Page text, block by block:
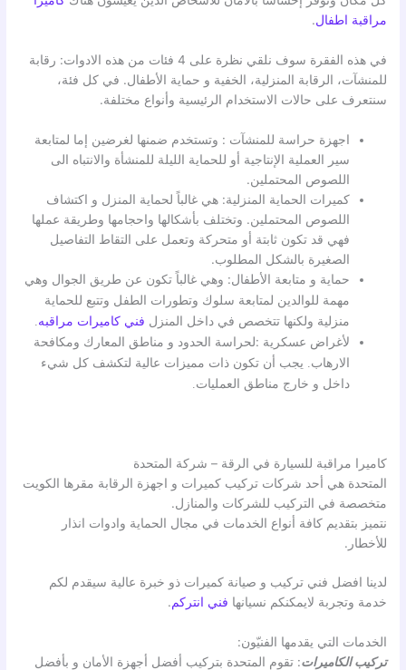
مراقبة اطفال.
في هذه الفقرة سوف نلقي نظرة على 4 فئات من هذه الادوات: رقابة
للمنشآت، الرقابة المنزلية، الخفية و حماية الأطفال. في كل فئة،
سنتعرف على حالات الاستخدام الرئيسية وأنواع مختلفة.
اجهزة حراسة للمنشآت : وتستخدم ضمنها لغرضين إما لمتابعة
سير العملية الإنتاجية أو للحماية الليلة للمنشأة والانتباه الى
اللصوص المحتملين.
كميرات الحماية المنزلية: هي غالباً لحماية المنزل و اكتشاف
اللصوص المحتملين. وتختلف بأشكالها واحجامها وطريقة عملها
فهي قد تكون ثابتة أو متحركة وتعمل على التقاط التفاصيل
الصغيرة بالشكل المطلوب.
حماية و متابعة الأطفال: وهي غالباً تكون عن طريق الجوال وهي
مهمة للوالدين لمتابعة سلوك وتطورات الطفل وتتبع للحماية
منزلية ولكنها تتخصص في داخل المنزل فني كاميرات مراقبه.
لأغراض عسكرية :لحراسة الحدود و مناطق المعارك ومكافحة
الارهاب. يجب أن تكون ذات مميزات عالية لتكشف كل شيء
داخل و خارج مناطق العمليات.
كاميرا مراقبة للسيارة في الرقة – شركة المتحدة
المتحدة هي أحد شركات تركيب كميرات و اجهزة الرقابة مقرها الكويت
متخصصة في التركيب للشركات والمنازل.
نتميز بتقديم كافة أنواع الخدمات في مجال الحماية وادوات انذار
للأخطار.
لدينا افضل فني تركيب و صيانة كميرات ذو خبرة عالية سيقدم لكم
خدمة وتجربة لايمكنكم نسيانها فني انتركم.
الخدمات التي يقدمها الفنيّون:
تركيب الكاميرات: تقوم المتحدة بتركيب أفضل أجهزة الأمان و بأفضل